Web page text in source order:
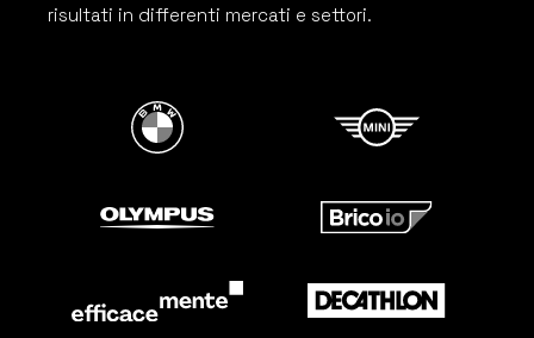
risultati in differenti mercati e settori.